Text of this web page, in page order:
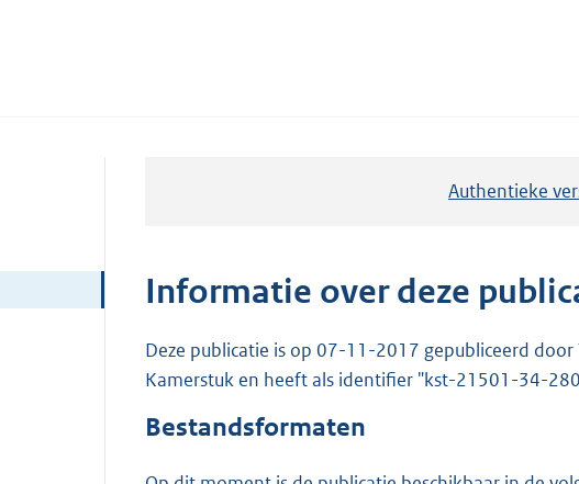
Authentieke
Informatie over deze
Deze publicatie is op 07-11-2017 gepubliceerd
Kamerstuk en heeft als identifier "kst-21501-34-
Bestandsformaten